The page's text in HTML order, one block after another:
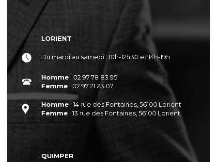
LORIENT
Du mardi au samedi : 10h-12h30 et 14h-19h
Homme : 02 97 78 83 95
Femme : 02 97 21 23 07
Homme : 14 rue des Fontaines, 56100 Lorient
Femme : 13 rue des Fontaines, 56100 Lorient
QUIMPER